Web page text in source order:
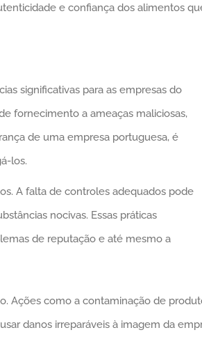
e confiança dos alimentos
significativas para as empresas do
fornecimento a ameaças maliciosas,
de uma empresa portuguesa, é
los.
A falta de controles adequados pode
nocivas. Essas práticas
de reputação e até mesmo a
Ações como a contaminação de
danos irreparáveis à imagem da